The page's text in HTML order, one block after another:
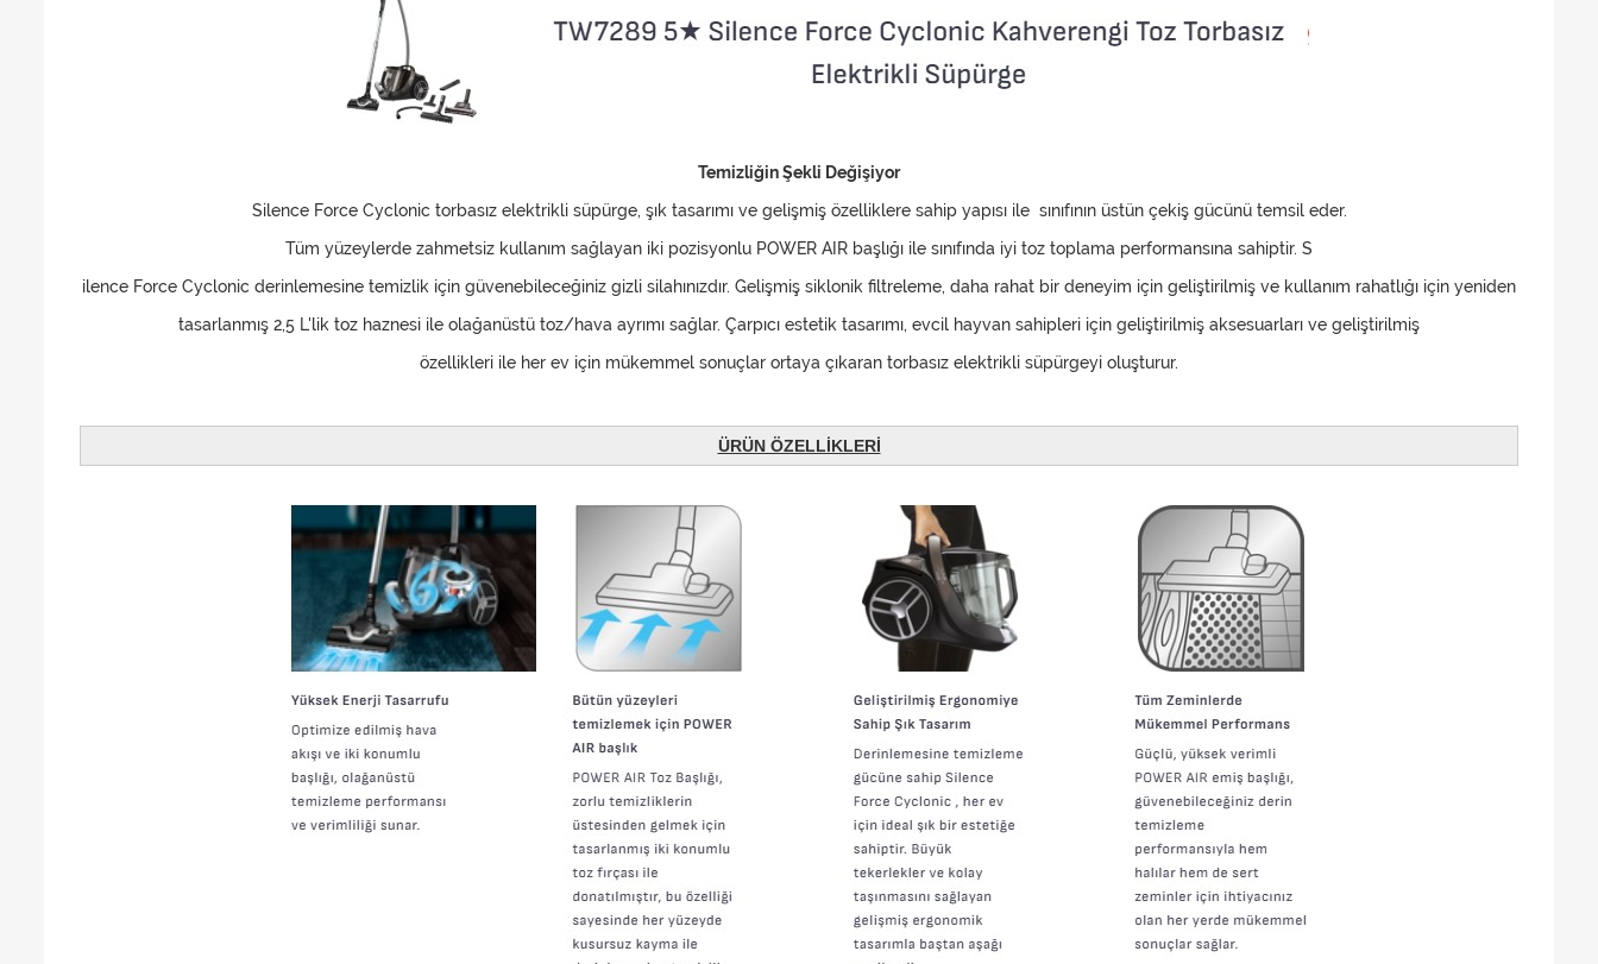
Temizliğin Şekli Değişiyor
Silence Force Cyclonic torbasız elektrikli süpürge, şık tasarımı ve gelişmiş özelliklere sahip yapısı ile sınıfının üstün çekiş gücünü temsil eder.
Tüm yüzeylerde zahmetsiz kullanım sağlayan iki pozisyonlu POWER AIR başlığı ile sınıfında iyi toz toplama performansına sahiptir. S
ilence Force Cyclonic derinlemesine temizlik için güvenebileceğiniz gizli silahınızdır. Gelişmiş siklonik filtreleme, daha rahat bir deneyim için geliştirilmiş ve kullanım rahatlığı için yeniden
tasarlanmış 2,5 L'lik toz haznesi ile olağanüstü toz/hava ayrımı sağlar. Çarpıcı estetik tasarımı, evcil hayvan sahipleri için geliştirilmiş aksesuarları ve geliştirilmiş
özellikleri ile her ev için mükemmel sonuçlar ortaya çıkaran torbasız elektrikli süpürgeyi oluşturur.
ÜRÜN ÖZELLİKLERİ